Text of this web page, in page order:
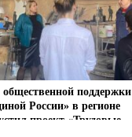
поддержки
России» в регионе
проект «Трудовые